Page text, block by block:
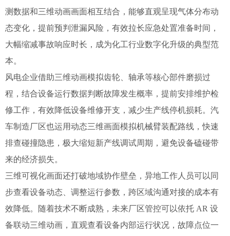
测数据和三维动画画面相互结合，能够直观呈现气体分布动
态变化，提前预判泄漏风险，有效拉长应急处置准备时间，
大幅缩减事故响应时长，成为化工行业数字化升级的典型范
本。
风电企业借助三维动画模拟齿轮、轴承等核心部件磨损过
程，结合设备运行数据判断故障发生概率，提前安排维护检
修工作，有效降低设备维修开支，减少生产线停机损耗。汽
车制造厂区也运用动态三维画面模拟机械臂装配路线，快速
排查碰撞隐患，极大缩短新产线调试周期，避免设备磕碰带
来的经济损失。
三维可视化画面还打破地域协作壁垒，异地工作人员可以同
步查看设备动态、调整运行参数，跨区域沟通对接的成本有
效降低。随着技术不断成熟，未来厂区管控可以依托 AR 设
备联动三维动画，直观查看设备内部运行状况，故障点位一